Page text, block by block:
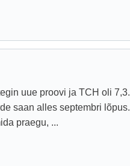
uue proovi ja TCH oli 7,3.
saan alles septembri lõpus.
praegu, ...